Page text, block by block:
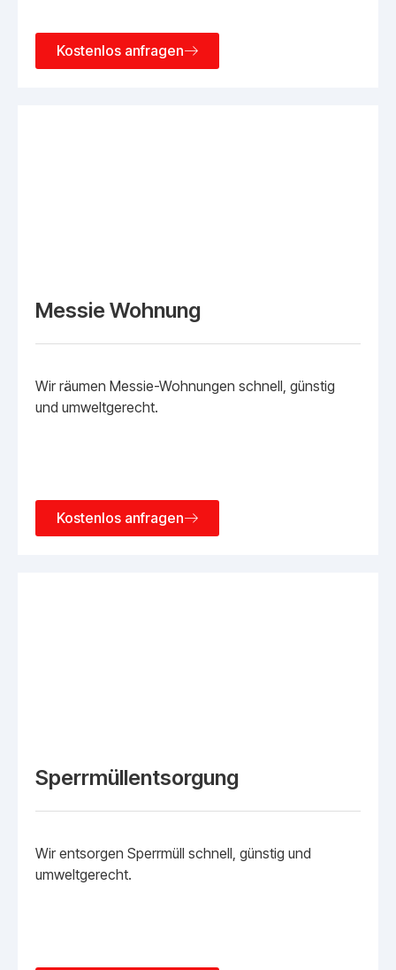
Kostenlos anfragen
Messie Wohnung
Wir räumen Messie-Wohnungen schnell, günstig
und umweltgerecht.
Kostenlos anfragen
Sperrmüllentsorgung
Wir entsorgen Sperrmüll schnell, günstig und
umweltgerecht.